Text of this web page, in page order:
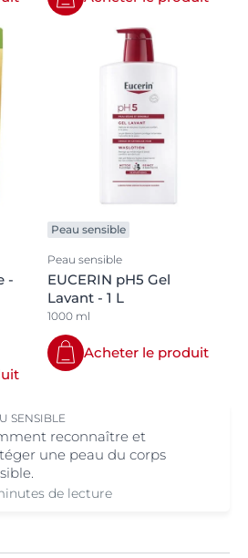
-
Peau sensible
Peau sensible
EUCERIN pH5 Gel
Lavant - 1 L
1000 ml
Acheter le produit
SENSIBLE
reconnaître et
une peau du corps
de lecture